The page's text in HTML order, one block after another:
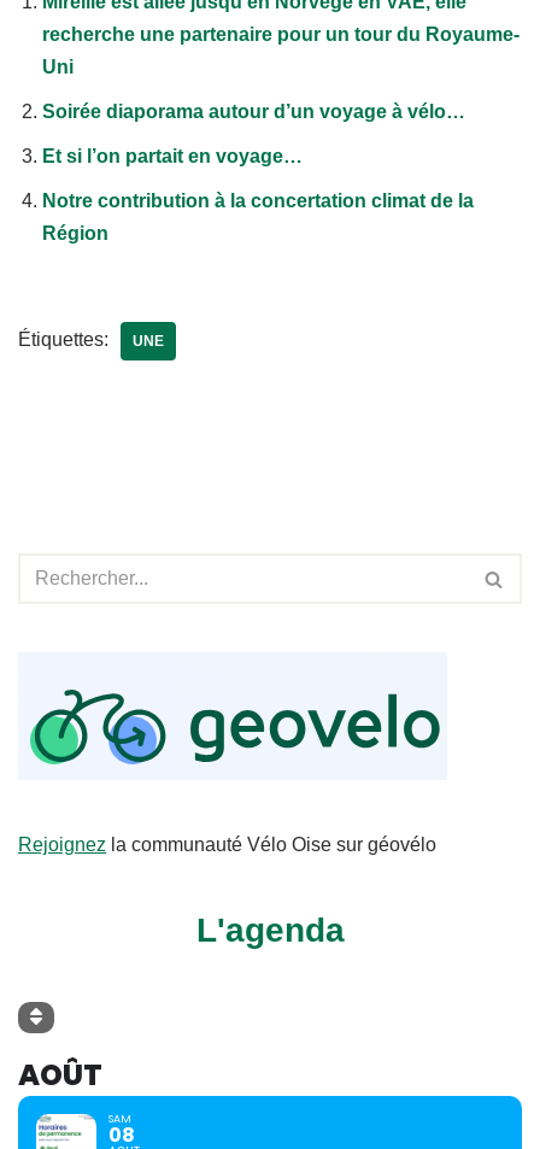
recherche une partenaire pour un tour du Royaume-
Uni
Soirée diaporama autour d’un voyage à vélo…
Et si l’on partait en voyage…
Notre contribution à la concertation climat de la
Région
Étiquettes: UNE
Rejoignez la communauté Vélo Oise sur géovélo
L'agenda
AOÛT
SAM
08